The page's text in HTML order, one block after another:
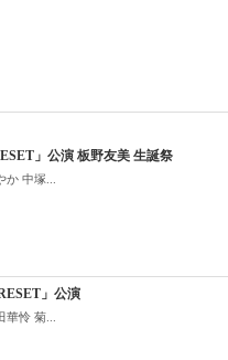
」公演 板野友美 生誕祭
中塚...
」公演
怜 菊...